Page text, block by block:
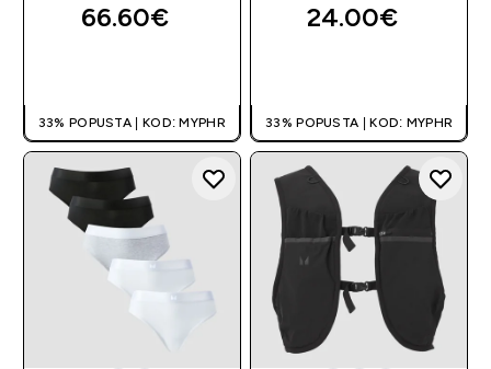
66.60€‎
33% POPUSTA | KOD: MYPHR
24.00€‎
33% POPUSTA | KOD: MYPHR